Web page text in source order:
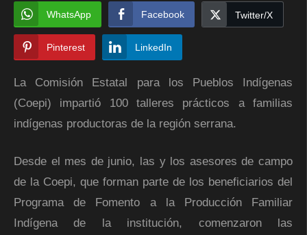
WhatsApp Facebook Twitter/X
Pinterest LinkedIn
La Comisión Estatal para los Pueblos Indígenas
(Coepi) impartió 100 talleres prácticos a familias
indígenas productoras de la región serrana.
Desde el mes de junio, las y los asesores de campo
de la Coepi, que forman parte de los beneficiarios del
Programa de Fomento a la Producción Familiar
Indígena de la institución, comenzaron las